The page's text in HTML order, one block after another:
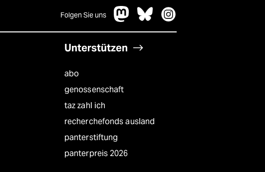
Folgen Sie uns
Unterstützen
abo
genossenschaft
taz zahl ich
recherchefonds ausland
panterstiftung
panterpreis 2026